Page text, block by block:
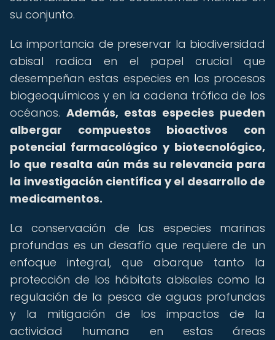
su conjunto.
La importancia de preservar la biodiversidad
abisal radica en el papel crucial que
desempeñan estas especies en los procesos
biogeoquímicos y en la cadena trófica de los
océanos. Además, estas especies pueden
albergar compuestos bioactivos con
potencial farmacológico y biotecnológico,
lo que resalta aún más su relevancia para
la investigación científica y el desarrollo de
medicamentos.
La conservación de las especies marinas
profundas es un desafío que requiere de un
enfoque integral, que abarque tanto la
protección de los hábitats abisales como la
regulación de la pesca de aguas profundas
y la mitigación de los impactos de la
actividad humana en estas áreas